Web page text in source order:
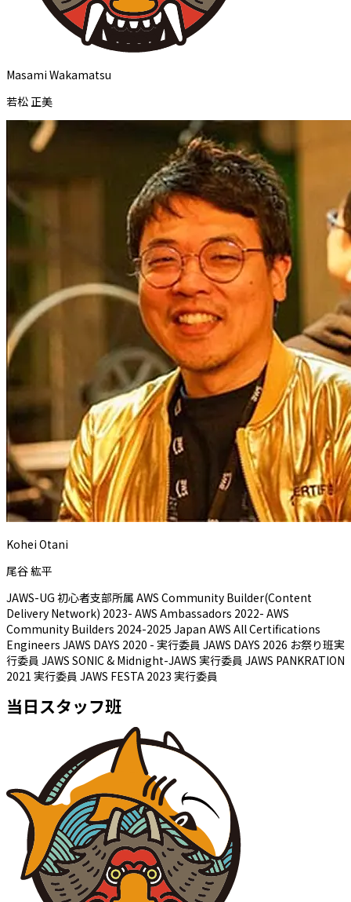
Masami Wakamatsu
若松 正美
Kohei Otani
尾谷 紘平
JAWS-UG 初心者支部所属 AWS Community Builder(Content
Delivery Network) 2023- AWS Ambassadors 2022- AWS
Community Builders 2024-2025 Japan AWS All Certifications
Engineers JAWS DAYS 2020 - 実行委員 JAWS DAYS 2026 お祭り班実
行委員 JAWS SONIC & Midnight-JAWS 実行委員 JAWS PANKRATION
2021 実行委員 JAWS FESTA 2023 実行委員
当日スタッフ班